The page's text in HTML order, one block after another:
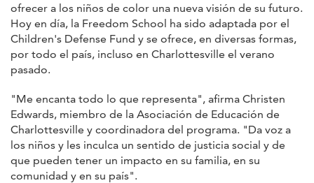
ofrecer a los niños de color una nueva visión de su futuro.
Hoy en día, la Freedom School ha sido adaptada por el
Children's Defense Fund y se ofrece, en diversas formas,
por todo el país, incluso en Charlottesville el verano
pasado.
"Me encanta todo lo que representa", afirma Christen
Edwards, miembro de la Asociación de Educación de
Charlottesville y coordinadora del programa. "Da voz a
los niños y les inculca un sentido de justicia social y de
que pueden tener un impacto en su familia, en su
comunidad y en su país".